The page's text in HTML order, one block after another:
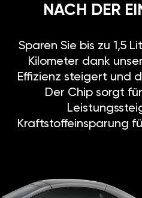
NACH DER
Sparen Sie bis zu 1,5
Kilometer dank
Effizienz steigert und
Der Chip sorgt
Kraftstoffeinsparung